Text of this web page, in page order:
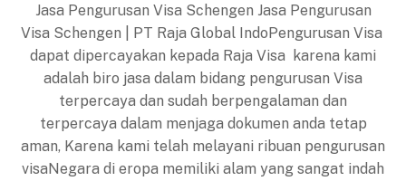
Jasa Pengurusan Visa Schengen Jasa Pengurusan
Visa Schengen | PT Raja Global IndoPengurusan Visa
dapat dipercayakan kepada Raja Visa karena kami
adalah biro jasa dalam bidang pengurusan Visa
terpercaya dan sudah berpengalaman dan
terpercaya dalam menjaga dokumen anda tetap
aman, Karena kami telah melayani ribuan pengurusan
visaNegara di eropa memiliki alam yang sangat indah